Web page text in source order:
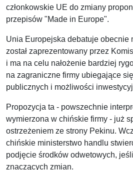
członkowskie UE do zmiany
przepisów "Made in Europe".
Unia Europejska debatuje obecnie
został zaprezentowany przez
i ma na celu nałożenie bardziej
na zagraniczne firmy ubiegające
publicznych i możliwości
Propozycja ta - powszechnie
wymierzona w chińskie firmy - już
ostrzeżeniem ze strony Pekinu.
chińskie ministerstwo handlu
podjęcie środków odwetowych,
znaczących zmian.